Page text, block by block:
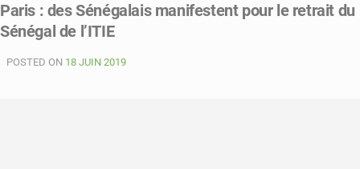
accueille
Paris : des Sénégalais manifestent pour le retrait du
Sénégal de l’ITIE
POSTED ON 18 JUIN 2019